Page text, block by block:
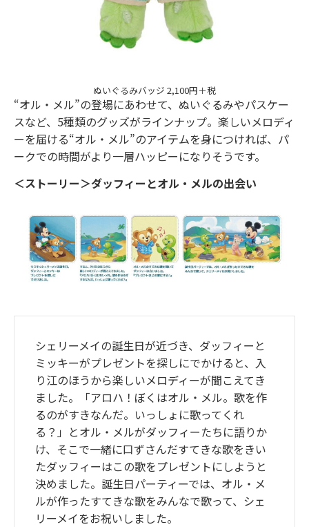
ぬいぐるみバッジ 2,100円＋税
“オル・メル”の登場にあわせて、ぬいぐるみやパスケー
スなど、5種類のグッズがラインナップ。楽しいメロディ
ーを届ける“オル・メル”のアイテムを身につければ、パ
ークでの時間がより一層ハッピーになりそうです。
＜ストーリー＞ダッフィーとオル・メルの出会い
シェリーメイの誕生日が近づき、ダッフィーと
ミッキーがプレゼントを探しにでかけると、入
り江のほうから楽しいメロディーが聞こえてき
ました。「アロハ！ぼくはオル・メル。歌を作
るのがすきなんだ。いっしょに歌ってくれ
る？」とオル・メルがダッフィーたちに語りか
け、そこで一緒に口ずさんだすてきな歌をきい
たダッフィーはこの歌をプレゼントにしようと
決めました。誕生日パーティーでは、オル・メ
ルが作ったすてきな歌をみんなで歌って、シェ
リーメイをお祝いしました。